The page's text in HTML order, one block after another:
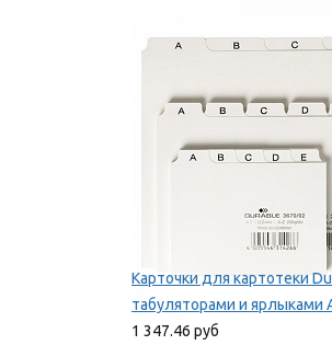
Карточки для картотеки
табуляторами и ярлыками
1 347.46 руб